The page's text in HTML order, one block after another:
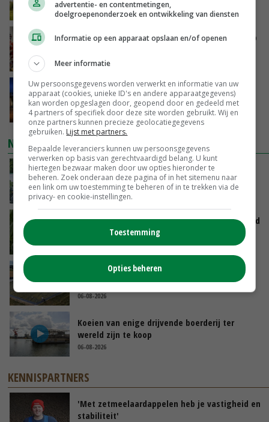
GISTEREN, 15:30
Oorlogen en El Niño stuwen voedselprijzen op
GISTEREN, 15:04
Nettowinst Royal A-ware onder druk ondanks
hogere omzet
GISTEREN, 14:35
NIEUWSTE VIDEO'S
Oekraïne-vlogger Kees Huizinga: ‘Bezoek van
de ambassade mag zelf groente plukken’
GISTEREN, 12:00
Limburgse mais van Frijns doet het verrassend
GISTEREN, 10:00
Droogte veroorzaakt steeds meer problemen:
‘Bassin afgelopen week al leeg’
06-08-2026
Koeien van enige drijvende boerderij ter
wereld zijn te koop
06-08-2026
KENNISPARTNERS
'Met zetmeelaardappelen heb je vastigheid en
stabiliteit'
advertentie- en contentmetingen,
doelgroepenonderzoek en ontwikkeling van diensten
Informatie op een apparaat opslaan en/of openen
Meer informatie
Uw persoonsgegevens worden verwerkt en informatie van uw
apparaat (cookies, unieke ID's en andere apparaatgegevens)
kan worden opgeslagen door, geopend door en gedeeld met
4 partners of specifiek door deze site worden gebruikt. Wij en
onze partners kunnen precieze geolocatiegegevens
gebruiken. Lijst met partners.
Bepaalde leveranciers kunnen uw persoonsgegevens
verwerken op basis van gerechtvaardigd belang. U kunt
hiertegen bezwaar maken door uw opties hieronder te
beheren. Zoek onderaan deze pagina of in het sitemenu naar
een link om uw toestemming te beheren of in te trekken via de
privacy- en cookie-instellingen.
Toestemming
Opties beheren